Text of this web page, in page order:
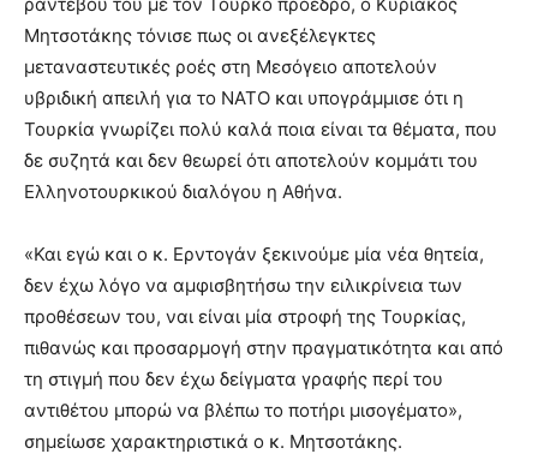
Μητσοτάκης τόνισε πως οι ανεξέλεγκτες
μεταναστευτικές ροές στη Μεσόγειο αποτελούν
υβριδική απειλή για το ΝΑΤΟ και υπογράμμισε ότι η
Τουρκία γνωρίζει πολύ καλά ποια είναι τα θέματα, που
δε συζητά και δεν θεωρεί ότι αποτελούν κομμάτι του
Ελληνοτουρκικού διαλόγου η Αθήνα.
«Και εγώ και ο κ. Ερντογάν ξεκινούμε μία νέα θητεία,
δεν έχω λόγο να αμφισβητήσω την ειλικρίνεια των
προθέσεων του, ναι είναι μία στροφή της Τουρκίας,
πιθανώς και προσαρμογή στην πραγματικότητα και από
τη στιγμή που δεν έχω δείγματα γραφής περί του
αντιθέτου μπορώ να βλέπω το ποτήρι μισογέματο»,
σημείωσε χαρακτηριστικά ο κ. Μητσοτάκης.